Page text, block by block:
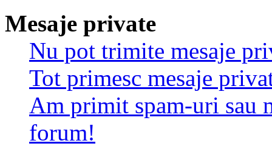
Mesaje private
Nu pot trimite mesaje
Tot primesc mesaje
Am primit spam-uri sau
forum!